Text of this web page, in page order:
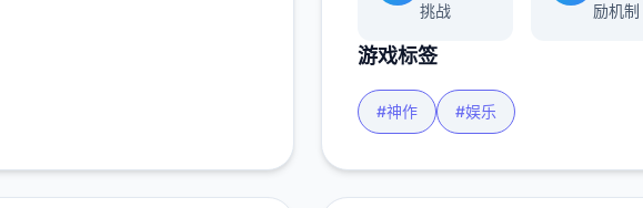
挑战
励机制
游戏标签
#神作 #娱乐